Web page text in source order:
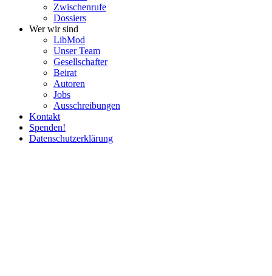
Zwischenrufe
Dossiers
Wer wir sind
LibMod
Unser Team
Gesell­schafter
Beirat
Autoren
Jobs
Ausschrei­bungen
Kontakt
Spenden!
Daten­schutz­er­klärung